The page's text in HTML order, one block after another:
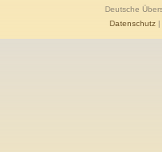
Deutsche
Datenschutz|